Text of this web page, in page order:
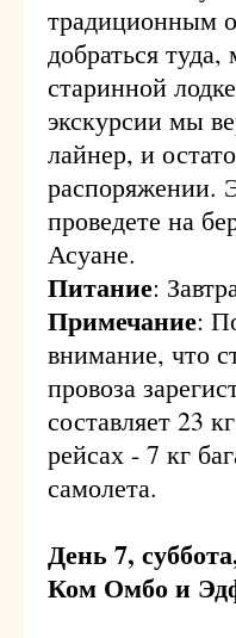
традиционным
добраться
старинной
экскурсии мы
лайнер, и
распоряжении.
проведете на
Асуане.
Питание:
Примечание:
внимание, что
провоза
составляет 23
рейсах - 7 кг
самолета.
День 7,
Ком Омбо и